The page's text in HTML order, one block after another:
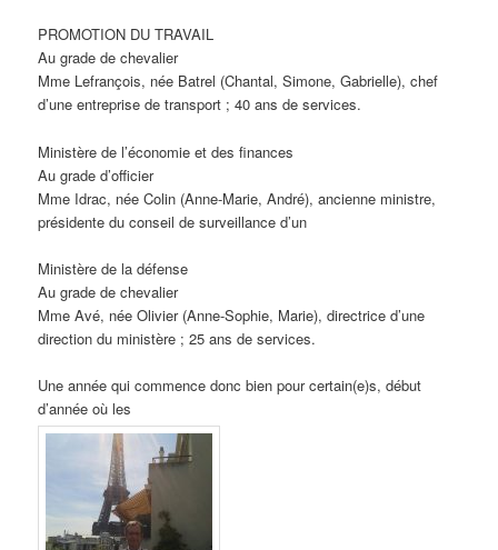
PROMOTION DU TRAVAIL
Au grade de chevalier
Mme Lefrançois, née Batrel (Chantal, Simone, Gabrielle), chef
d’une entreprise de transport ; 40 ans de services.
Ministère de l’économie et des finances
Au grade d’officier
Mme Idrac, née Colin (Anne-Marie, André), ancienne ministre,
présidente du conseil de surveillance d’un
Ministère de la défense
Au grade de chevalier
Mme Avé, née Olivier (Anne-Sophie, Marie), directrice d’une
direction du ministère ; 25 ans de services.
Une année qui commence donc bien pour certain(e)s, début
d’année où les